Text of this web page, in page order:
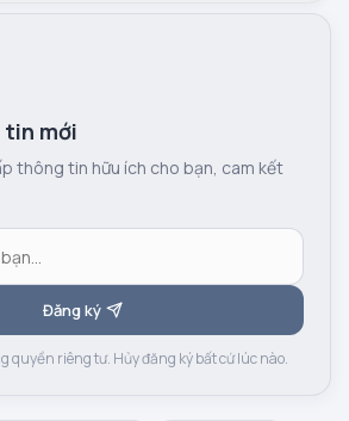
tin mới
thông tin hữu ích cho bạn, cam kết
Đăng ký
quyền riêng tư. Hủy đăng ký bất cứ lúc nào.